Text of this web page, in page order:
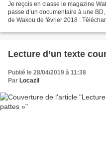
Je reçois en classe le magazine
passe d’un documentaire à une
de Wakou de février 2018 :
Lecture d’un texte
Publié le 28/04/2019 à 11:38
Par Locazil